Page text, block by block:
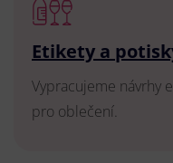
Etikety a
Vypracujeme návrhy
pro oblečení.